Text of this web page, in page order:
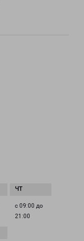
с 09:00 до
21:00